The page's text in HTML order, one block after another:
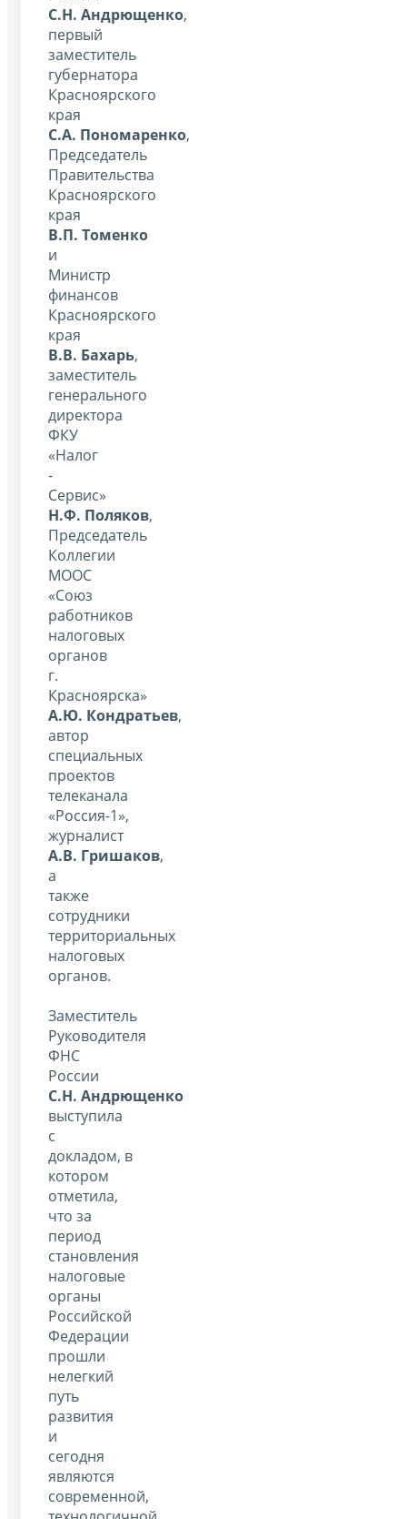
С.Н. Андрющенко,
первый
заместитель
губернатора
Красноярского
края
С.А. Пономаренко,
Председатель
Правительства
Красноярского
края
В.П. Томенко
и
Министр
финансов
Красноярского
края
В.В. Бахарь,
заместитель
генерального
директора
ФКУ
«Налог
-
Сервис»
Н.Ф. Поляков,
Председатель
Коллегии
MOОC
«Союз
работников
налоговых
органов
г.
Красноярска»
А.Ю. Кондратьев,
автор
специальных
проектов
телеканала
«Россия-1»,
журналист
А.В. Гришаков,
а
также
сотрудники
территориальных
налоговых
органов.
Заместитель
Руководителя
ФНС
России
С.Н. Андрющенко
выступила
с
докладом, в
котором
отметила,
что за
период
становления
налоговые
органы
Российской
Федерации
прошли
нелегкий
путь
развития
и
сегодня
являются
современной,